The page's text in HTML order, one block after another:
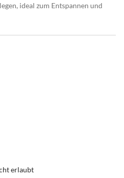
ideal zum Entspannen und
erlaubt